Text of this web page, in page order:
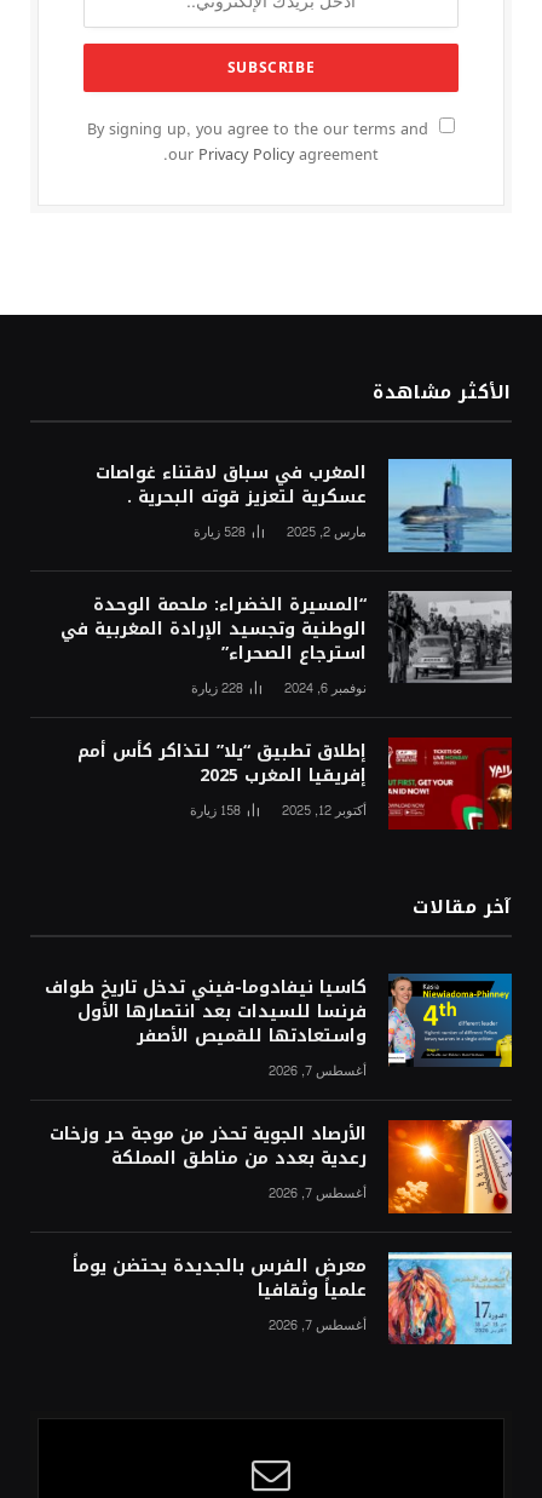
By signing up, you agree to the our terms and
our Privacy Policyagreement.
الأكثر مشاهدة
المغرب في سباق لاقتناء غواصات
عسكرية لتعزيز قوته البحرية .
مارس 2, 2025 528 زيارة
“المسيرة الخضراء: ملحمة الوحدة
الوطنية وتجسيد الإرادة المغربية في
استرجاع الصحراء”
نوفمبر 6, 2024 228زيارة
إطلاق تطبيق “يلا” لتذاكر كأس أمم
إفريقيا المغرب 2025
أكتوبر 12, 2025 158 زيارة
آخر مقالات
كاسيا نيفادوما-فيني تدخل تاريخ طواف
فرنسا للسيدات بعد انتصارها الأول
واستعادتها للقميص الأصفر
أغسطس 7, 2026
الأرصاد الجوية تحذر من موجة حر وزخات
رعدية بعدد من مناطق المملكة
أغسطس 7, 2026
معرض الفرس بالجديدة يحتضن يوماً
علمياً وثقافيا
أغسطس 7, 2026